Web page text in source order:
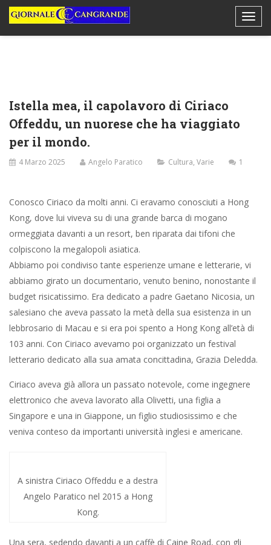
Istella mea, il capolavoro di Ciriaco
Offeddu, un nuorese che ha viaggiato
per il mondo.
4 Marzo 2025 Angelo Paratico Cultura, Varie 1
Conosco Ciriaco da molti anni. Ci eravamo conosciuti a Hong
Kong, dove lui viveva su di una grande barca di mogano
ormeggiata davanti a un resort, ben riparata dai tifoni che
colpiscono la megalopoli asiatica.
Abbiamo poi condiviso tante esperienze umane e letterarie, vi
abbiamo girato un documentario, venuto benino, nonostante il
budget risicatissimo. Era dedicato a padre Gaetano Nicosia, un
salesiano che aveva passato la metà della sua esistenza in un
lebbrosario di Macau e si era poi spento a Hong Kong all’età di
103 anni. Con Ciriaco avevamo poi organizzato un festival
letterario dedicato alla sua amata concittadina, Grazia Deledda.
Ciriaco aveva già allora un passato notevole, come ingegnere
elettronico che aveva lavorato alla Olivetti, una figlia a
Singapore e una in Giappone, un figlio studiosissimo e che
veniva conteso da importanti università inglesi e americane.
A sinistra Ciriaco Offeddu e a destra
Angelo Paratico nel 2015 a Hong
Kong.
Una sera, sedendo davanti a un caffè di Caine Road, con gli